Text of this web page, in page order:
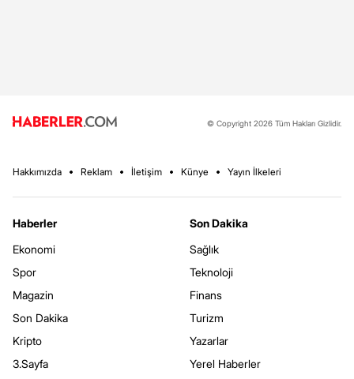
© Copyright 2026 Tüm Hakları Gizlidir.
Hakkımızda Reklam İletişim Künye Yayın İlkeleri
Haberler
Ekonomi
Spor
Magazin
Son Dakika
Kripto
3.Sayfa
Son Dakika
Sağlık
Teknoloji
Finans
Turizm
Yazarlar
Yerel Haberler